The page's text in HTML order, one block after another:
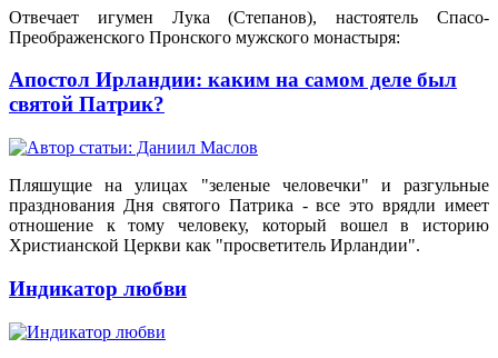
Отвечает игумен Лука (Степанов), настоятель Спасо-
Преображенского Пронского мужского монастыря:
Апостол Ирландии: каким на самом деле был
святой Патрик?
Пляшущие на улицах "зеленые человечки" и разгульные
празднования Дня святого Патрика - все это врядли имеет
отношение к тому человеку, который вошел в историю
Христианской Церкви как "просветитель Ирландии".
Индикатор любви